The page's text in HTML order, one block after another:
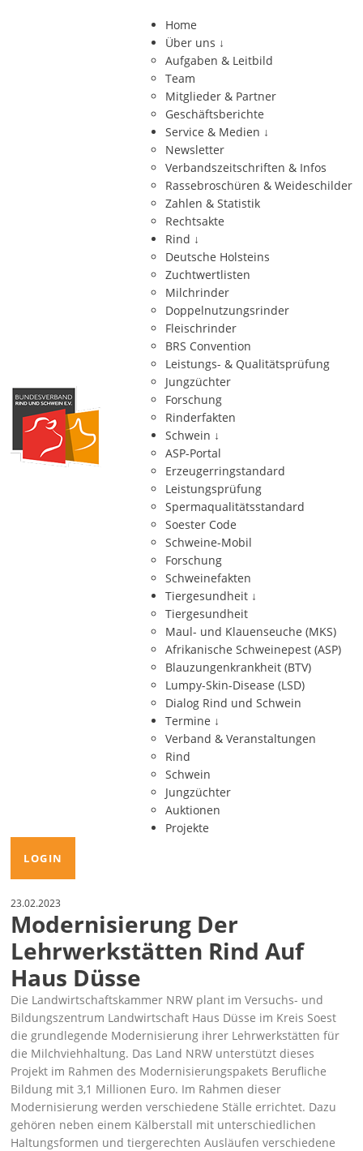
Home
Über uns ↓
Aufgaben & Leitbild
Team
Mitglieder & Partner
Geschäftsberichte
Service & Medien ↓
Newsletter
Verbandszeitschriften & Infos
Rassebroschüren & Weideschilder
Zahlen & Statistik
Rechtsakte
Rind ↓
Deutsche Holsteins
Zuchtwertlisten
Milchrinder
Doppelnutzungsrinder
Fleischrinder
BRS Convention
Leistungs- & Qualitätsprüfung
Jungzüchter
Forschung
Rinderfakten
Schwein ↓
ASP-Portal
Erzeugerringstandard
Leistungsprüfung
Spermaqualitätsstandard
Soester Code
Schweine-Mobil
Forschung
Schweinefakten
Tiergesundheit ↓
Tiergesundheit
Maul- und Klauenseuche (MKS)
Afrikanische Schweinepest (ASP)
Blauzungenkrankheit (BTV)
Lumpy-Skin-Disease (LSD)
Dialog Rind und Schwein
Termine ↓
Verband & Veranstaltungen
Rind
Schwein
Jungzüchter
Auktionen
Projekte
LOGIN
23.02.2023
Modernisierung Der
Lehrwerkstätten Rind Auf
Haus Düsse
Die Landwirtschaftskammer NRW plant im Versuchs- und
Bildungszentrum Landwirtschaft Haus Düsse im Kreis Soest
die grundlegende Modernisierung ihrer Lehrwerkstätten für
die Milchviehhaltung. Das Land NRW unterstützt dieses
Projekt im Rahmen des Modernisierungspakets Berufliche
Bildung mit 3,1 Millionen Euro. Im Rahmen dieser
Modernisierung werden verschiedene Ställe errichtet. Dazu
gehören neben einem Kälberstall mit unterschiedlichen
Haltungsformen und tiergerechten Ausläufen verschiedene